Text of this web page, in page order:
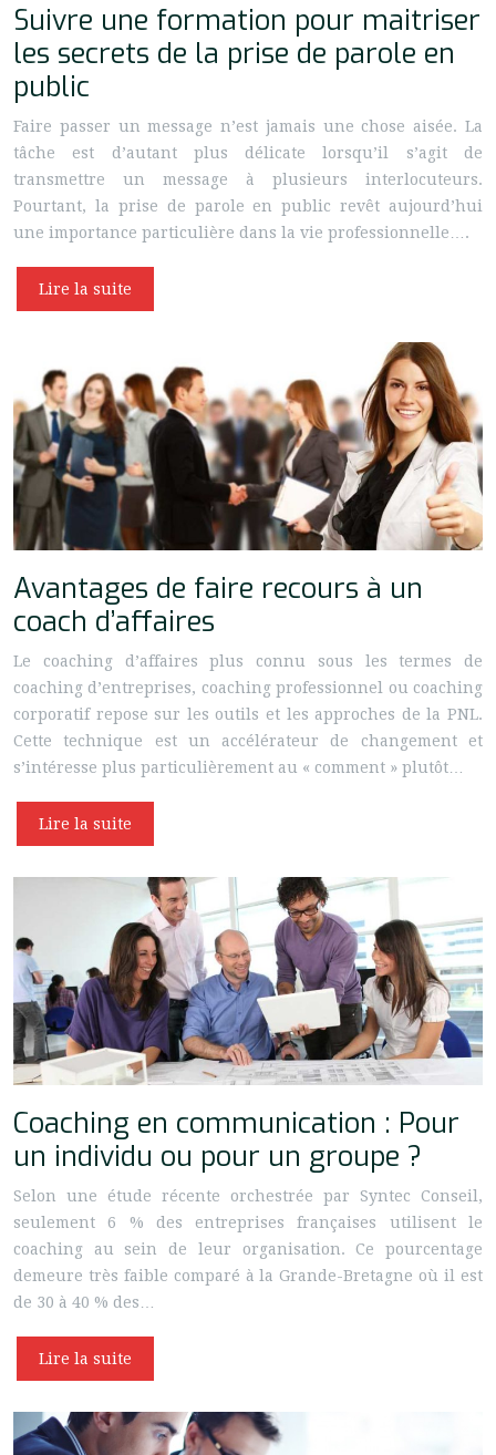
Suivre une formation pour maitriser
les secrets de la prise de parole en
public
Faire passer un message n’est jamais une chose aisée. La
tâche est d’autant plus délicate lorsqu’il s’agit de
transmettre un message à plusieurs interlocuteurs.
Pourtant, la prise de parole en public revêt aujourd’hui
une importance particulière dans la vie professionnelle….
Lire la suite
Avantages de faire recours à un
coach d’affaires
Le coaching d’affaires plus connu sous les termes de
coaching d’entreprises, coaching professionnel ou coaching
corporatif repose sur les outils et les approches de la PNL.
Cette technique est un accélérateur de changement et
s’intéresse plus particulièrement au « comment » plutôt…
Lire la suite
Coaching en communication : Pour
un individu ou pour un groupe ?
Selon une étude récente orchestrée par Syntec Conseil,
seulement 6 % des entreprises françaises utilisent le
coaching au sein de leur organisation. Ce pourcentage
demeure très faible comparé à la Grande-Bretagne où il est
de 30 à 40 % des…
Lire la suite